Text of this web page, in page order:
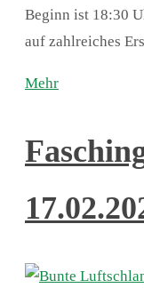
Beginn ist 18:30
auf zahlreiches
Mehr